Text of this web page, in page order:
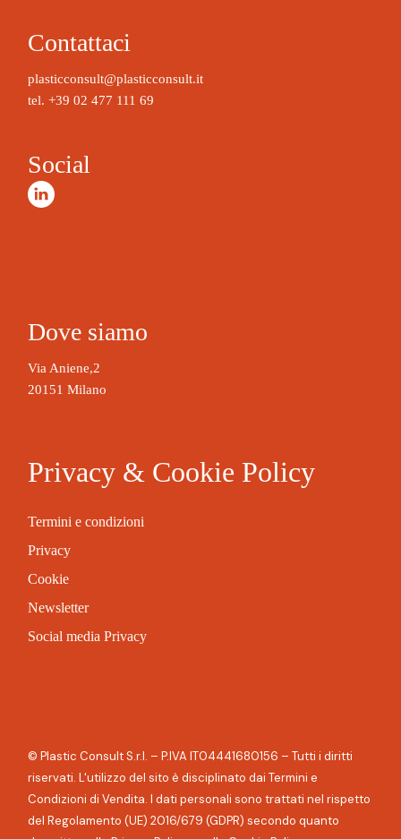
t
r
n
i
v
e
Contattaci
plasticconsult@plasticconsult.it
tel.+39 02 477 111 69
Social
Dove siamo
Via Aniene,2
20151 Milano
Privacy & Cookie Policy
Termini e condizioni
Privacy
Cookie
Newsletter
Social media Privacy
© Plastic Consult S.r.l. – P.IVA IT04441680156 – Tutti i diritti
riservati. L'utilizzo del sito è disciplinato dai Termini e
Condizioni di Vendita. I dati personali sono trattati nel rispetto
del Regolamento (UE) 2016/679 (GDPR) secondo quanto